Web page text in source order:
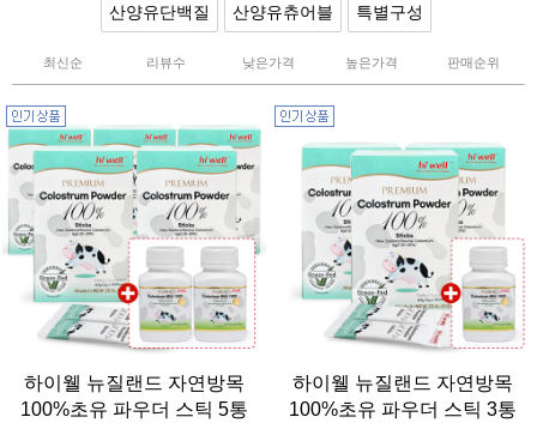
산양유단백질 산양유츄어블 특별구성
최신순 리뷰수 낮은가격 높은가격 판매순위
하이웰 뉴질랜드 자연방목
100%초유 파우더 스틱 5통
하이웰 뉴질랜드 자연방목
100%초유 파우더 스틱 3통